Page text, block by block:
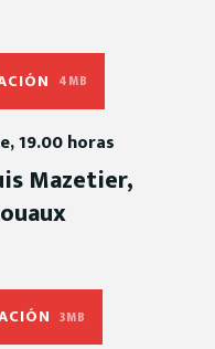
4MB
19.00 horas
Mazetier,
3MB